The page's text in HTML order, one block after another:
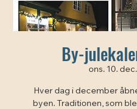
By-
ons. 10. dec.
Hver dag i december
byen. Traditionen, som